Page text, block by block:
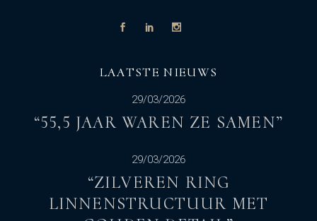
LAATSTE NIEUWS
29/03/2026
“55,5 JAAR WAREN ZE SAMEN”
29/03/2026
“ZILVEREN RING
LINNENSTRUCTUUR MET